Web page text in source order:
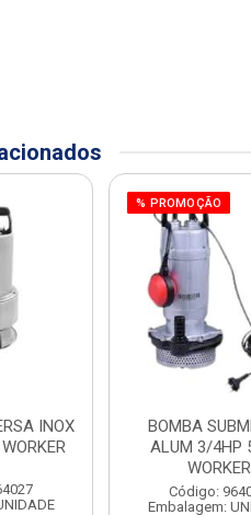
INOX
% PROMOÇÃO
BOMBA
ALUM 3/4HP
WORKER
Código:
Embalagem: